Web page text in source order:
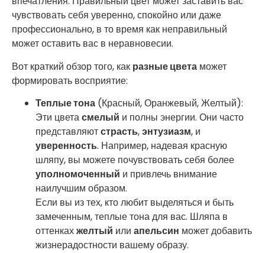
чувствовать себя уверенно, спокойно или даже
профессионально, в то время как неправильный
может оставить вас в неравновесии.
Вот краткий обзор того, как разные цвета может
формировать восприятие:
Теплые тона (Красный, Оранжевый, Желтый):
Эти цветасмелый и полны энергии. Они часто
представляютстрасть,энтузиазм, и
уверенность. Например, надевая красную
шляпу, вы можете почувствовать себя более
уполномоченный и привлечь внимание
наилучшим образом.
Если вы из тех, кто любит выделяться и быть
замеченным, теплые тона для вас. Шляпа в
оттенкахжелтый или апельсин может добавить
жизнерадостности вашему образу.